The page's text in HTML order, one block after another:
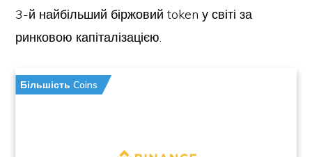
3-й найбільший біржовий token у світі за
ринковою капіталізацією.
Більшість Coins